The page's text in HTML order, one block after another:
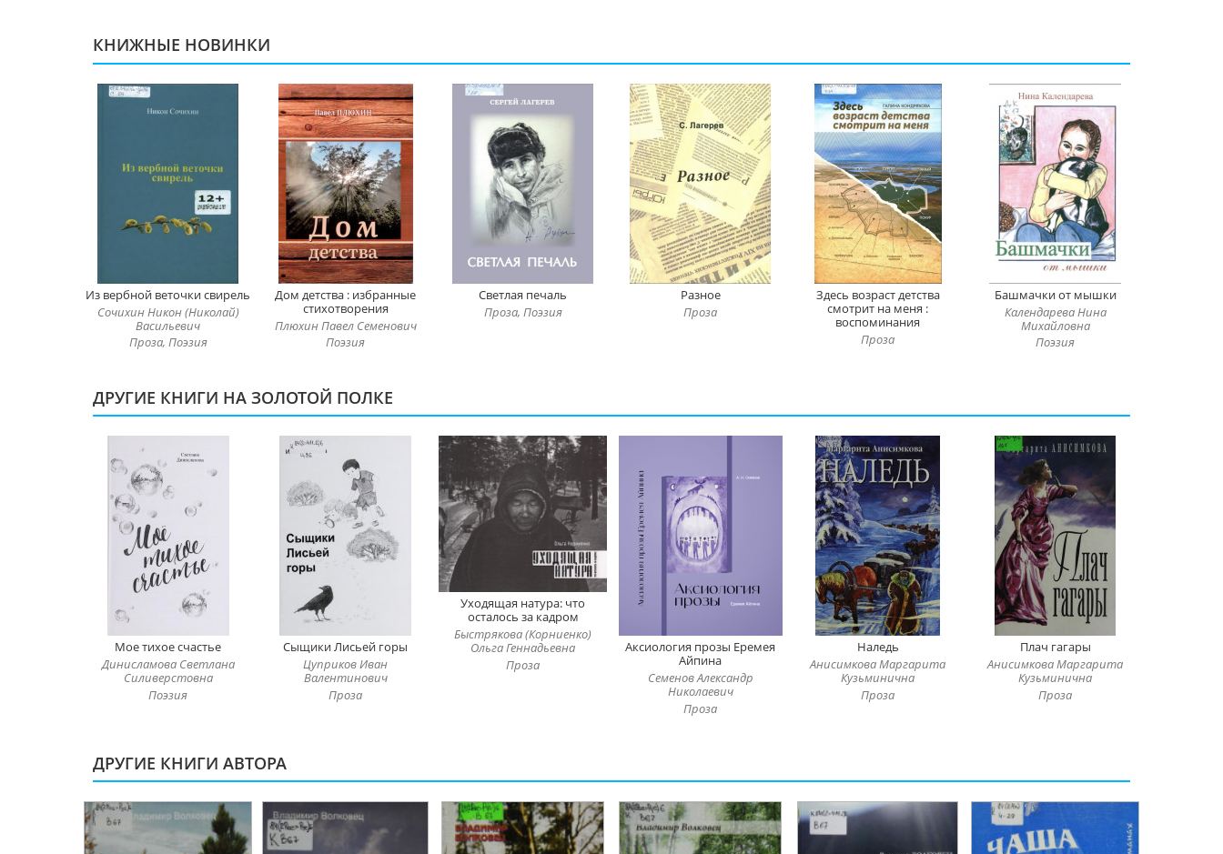
КНИЖНЫЕ НОВИНКИ
Из вербной веточки свирель
Сочихин Никон (Николай)
Васильевич
Проза, Поэзия
Дом детства : избранные
стихотворения
Плюхин Павел Семенович
Поэзия
Светлая печаль
Проза, Поэзия
Разное
Проза
Здесь возраст детства
смотрит на меня :
воспоминания
Проза
Башмачки от мышки
Календарева Нина
Михайловна
Поэзия
ДРУГИЕ КНИГИ НА ЗОЛОТОЙ ПОЛКЕ
Мое тихое счастье
Динисламова Светлана
Силиверстовна
Поэзия
Сыщики Лисьей горы
Цуприков Иван
Валентинович
Проза
Уходящая натура: что
осталось за кадром
Быстрякова (Корниенко)
Ольга Геннадьевна
Проза
Аксиология прозы Еремея
Айпина
Семенов Александр
Николаевич
Проза
Наледь
Анисимкова Маргарита
Кузьминична
Проза
Плач гагары
Анисимкова Маргарита
Кузьминична
Проза
ДРУГИЕ КНИГИ АВТОРА